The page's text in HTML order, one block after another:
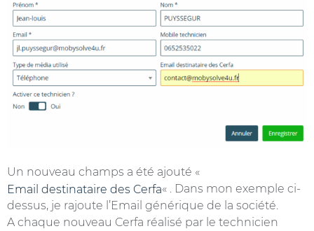
Un nouveau champs a été ajouté «
Email destinataire des Cerfa« . Dans mon exemple ci-
dessus, je rajoute l’Email générique de la société.
A chaque nouveau Cerfa réalisé par le technicien